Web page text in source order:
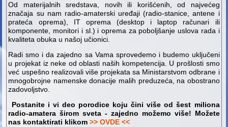
Od materijalnih sredstava, novih ili korišćenih, od najvećeg
značaja su nam radio-amaterski uređaji (radio-stanice, antene i
prateća oprema), IT oprema (desktop i laptop računari ili
komponente, monitori i sl.) i oprema za poboljšanje uslova rada i
kvaliteta obuka u našoj učionici.
Radi smo i da zajedno sa Vama sprovedemo i budemo uključeni
u projekat iz neke od oblasti naših kompetencija. U prošlosti smo
već uspešno realizovali više projekata sa Ministarstvom odbrane i
mnogobrojne namenske donacije malih preduzeća, na obostrano
zadovoljstvo.
Postanite i vi deo porodice koju čini više od šest miliona
radio-amatera širom sveta - zajedno možemo više! Možete
nas kontaktirati klikom>> OVDE <<